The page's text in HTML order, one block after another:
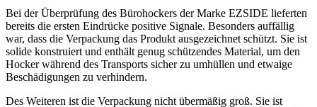
Bei der Überprüfung des Bürohockers der Marke EZSIDE lieferten
bereits die ersten Eindrücke positive Signale. Besonders auffällig
war, dass die Verpackung das Produkt ausgezeichnet schützt. Sie ist
solide konstruiert und enthält genug schützendes Material, um den
Hocker während des Transports sicher zu umhüllen und etwaige
Beschädigungen zu verhindern.
Des Weiteren ist die Verpackung nicht übermäßig groß. Sie ist